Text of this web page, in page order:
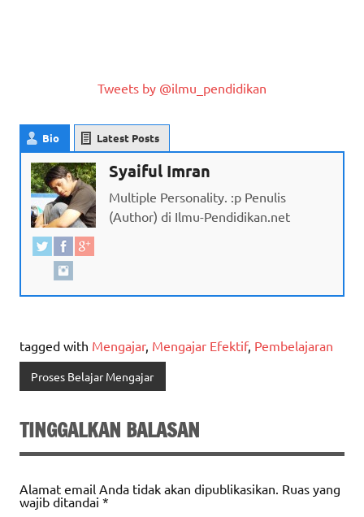
Tweets by @ilmu_pendidikan
Bio Latest Posts
Syaiful Imran
Multiple Personality. :p Penulis
(Author) di Ilmu-Pendidikan.net
tagged with Mengajar, Mengajar Efektif, Pembelajaran
Proses Belajar Mengajar
TINGGALKAN BALASAN
Alamat email Anda tidak akan dipublikasikan. Ruas yang
wajib ditandai *